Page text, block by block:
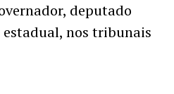
deputado
nos tribunais